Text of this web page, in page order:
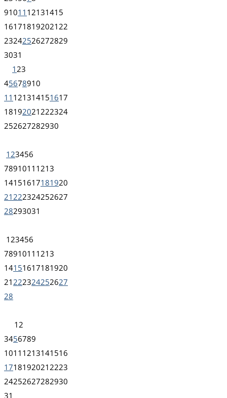
91011 12131415
161718192021 22
23242526272829
3031
1 23
45678910
11 121314151617
18192021 222324
252627282930
1 23456
7891011 1213
14151617181920
21 222324252627
28293031
1 23456
7891011 1213
14151617181920
21 222324252627
28
1 2
3456789
1011 1213141516
1718192021 2223
24252627282930
31